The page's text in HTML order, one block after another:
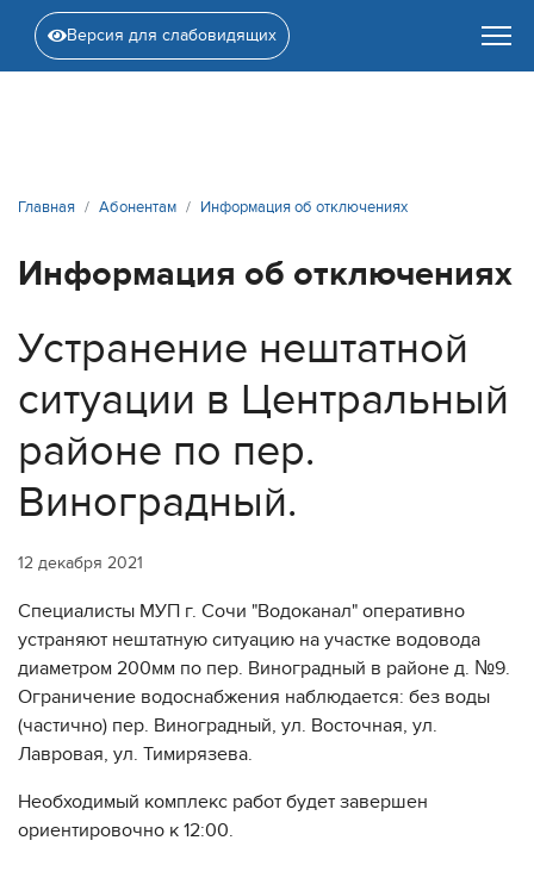
Версия для слабовидящих
Главная Абонентам Информация об отключениях
Информация об отключениях
Устранение нештатной
ситуации в Центральный
районе по пер.
Виноградный.
12 декабря 2021
Специалисты МУП г. Сочи "Водоканал" оперативно
устраняют нештатную ситуацию на участке водовода
диаметром 200мм по пер. Виноградный в районе д. №9.
Ограничение водоснабжения наблюдается: без воды
(частично) пер. Виноградный, ул. Восточная, ул.
Лавровая, ул. Тимирязева.
Необходимый комплекс работ будет завершен
ориентировочно к 12:00.